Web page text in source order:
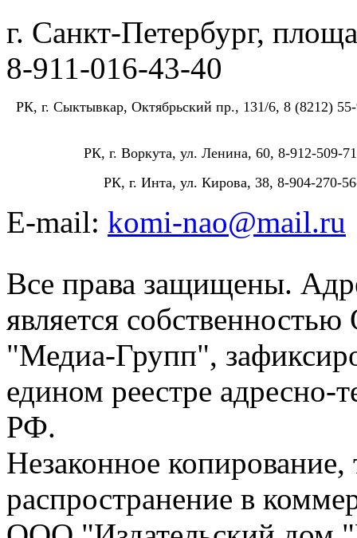
г. Санкт-Петербург,
8-911-016-43-40
РК, г. Сыктывкар, Октябрьский пр., 131/6, 8 (8212)
РК, г. Воркута, ул. Ленина, 60, 8-912-509-
РК, г. Инта, ул. Кирова, 38, 8-904-270-
E-mail: komi-nao@mail.ru
Все права защищены.
является
"Медиа-Групп",
едином реестре адресно-
РФ.
Незаконное
распространение в